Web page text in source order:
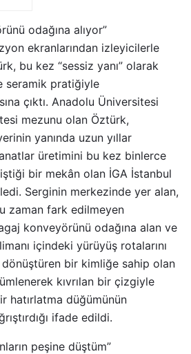
odağına alıyor”
ekranlarından izleyicilerle
bu kez “sessiz yanı” olarak
seramik pratiğiyle
çıktı. Anadolu Üniversitesi
mezunu olan Öztürk,
yanında uzun yıllar
üretimini bu kez binlerce
bir mekân olan İGA İstanbul
Serginin merkezinde yer alan,
zaman fark edilmeyen
konveyörünü odağına alan ve
içindeki yürüyüş rotalarını
bir kimliğe sahip olan
kıvrılan bir çizgiyle
hatırlatma düğümünün
ifade edildi.
peşine düştüm”